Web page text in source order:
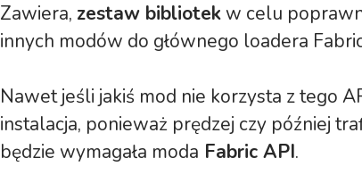
Zawiera, zestaw bibliotek w celu
innych modów do głównego loadera
Nawet jeśli jakiś mod nie korzysta z tego
instalacja, ponieważ prędzej czy później
będzie wymagała moda Fabric API.